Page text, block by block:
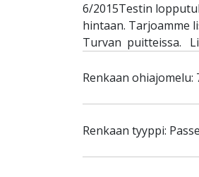
6/2015Testin
hintaan. Tarjoamme
Turvan puitteissa.
Renkaan ohiajomelu:
Renkaan tyyppi: